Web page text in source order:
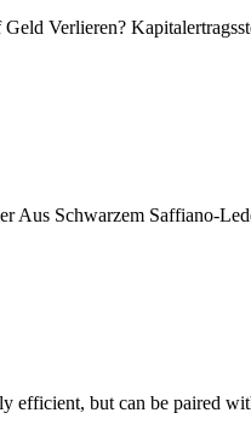
Verlieren?
Aus Schwarzem Saffiano-
efficient, but can be paired